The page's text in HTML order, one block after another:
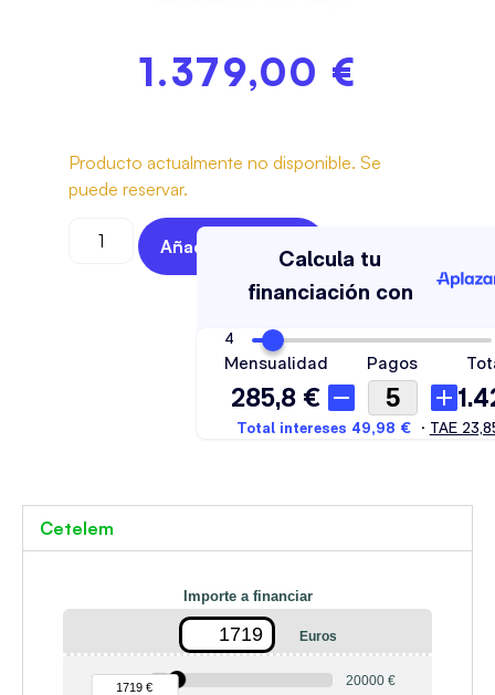
1.379,00 €
Producto actualmente no disponible. Se
puede reservar.
Añadir Al Carrito
Cetelem
Importe a financiar
Euros
90 €
1719 € 20000 €